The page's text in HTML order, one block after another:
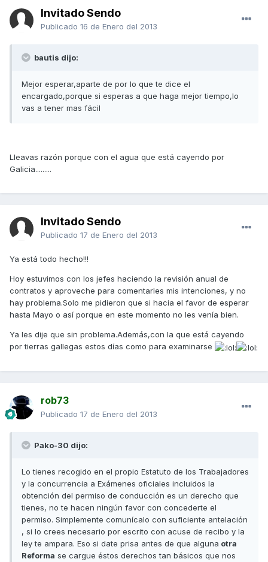
Invitado Sendo
Publicado 16 de Enero del 2013
bautis dijo:
Mejor esperar,aparte de por lo que te dice el
encargado,porque si esperas a que haga mejor tiempo,lo
vas a tener mas fácil
Lleavas razón porque con el agua que está cayendo por
Galicia.........
Invitado Sendo
Publicado 17 de Enero del 2013
Ya está todo hecho!!!
Hoy estuvimos con los jefes haciendo la revisión anual de
contratos y aproveche para comentarles mis intenciones, y no
hay problema.Solo me pidieron que si hacia el favor de esperar
hasta Mayo o así porque en este momento no les venía bien.
Ya les dije que sin problema.Además,con la que está cayendo
por tierras gallegas estos días como para examinarse
rob73
Publicado 17 de Enero del 2013
Pako-30 dijo:
Lo tienes recogido en el propio Estatuto de los Trabajadores
y la concurrencia a Exámenes oficiales incluidos la
obtención del permiso de conducción es un derecho que
tienes, no te hacen ningún favor con concederte el
permiso. Simplemente comunícalo con suficiente antelación
, si lo crees necesario por escrito con acuse de recibo y la
ley te ampara. Eso si date prisa antes de que alguna otra
Reforma se cargue éstos derechos tan básicos que nos